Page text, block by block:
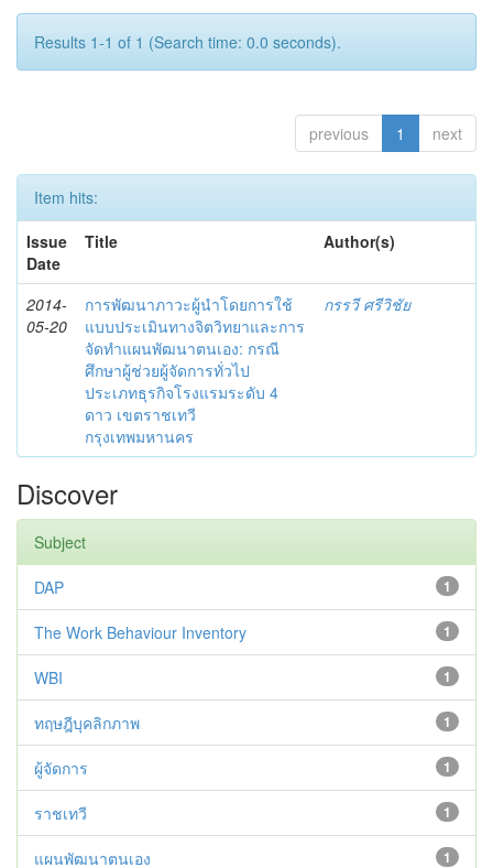
Results 1-1 of 1 (Search time: 0.0 seconds).
previous 1 next
Item hits:
Issue
Date
Title Author(s)
2014-
05-20
การพัฒนาภาวะผู้นำโดยการใช้
แบบประเมินทางจิตวิทยาและการ
จัดทำแผนพัฒนาตนเอง: กรณี
ศึกษาผู้ช่วยผู้จัดการทั่วไป
ประเภทธุรกิจโรงแรมระดับ 4
ดาว เขตราชเทวี
กรุงเทพมหานคร
กรรวี ศรีวิชัย
Discover
Subject
1
DAP
1
The Work Behaviour Inventory
1
WBI
1
ทฤษฎีบุคลิกภาพ
1
ผู้จัดการ
1
ราชเทวี
1
แผนพัฒนาตนเอง